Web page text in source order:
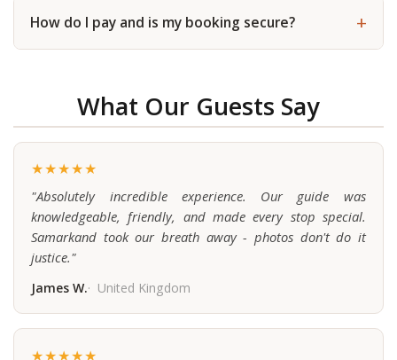
How do I pay and is my booking secure?
What Our Guests Say
★★★★★
"Absolutely incredible experience. Our guide was
knowledgeable, friendly, and made every stop special.
Samarkand took our breath away - photos don't do it
justice."
James W. United Kingdom
★★★★★